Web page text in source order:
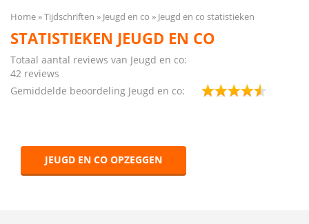
Home Tijdschriften Jeugd en co Jeugd en co statistieken
STATISTIEKEN JEUGD EN CO
Totaal aantal reviews van Jeugd en co:
42 reviews
Gemiddelde beoordeling Jeugd en co:
JEUGD EN CO OPZEGGEN